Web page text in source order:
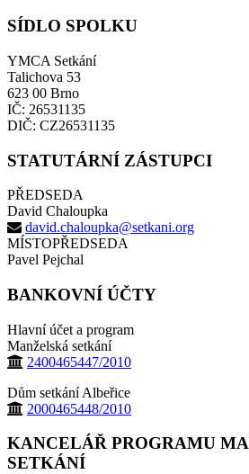
SÍDLO SPOLKU
YMCA Setkání
Talichova 53
623 00 Brno
IČ: 26531135
DIČ: CZ26531135
STATUTÁRNÍ ZÁSTUPCI
PŘEDSEDA
David Chaloupka
david.chaloupka@setkani.org
MÍSTOPŘEDSEDA
Pavel Pejchal
BANKOVNÍ ÚČTY
Hlavní účet a program
Manželská setkání
2400465447/2010
Dům setkání Albeřice
2000465448/2010
KANCELÁŘ PROGRAMU
SETKÁNÍ